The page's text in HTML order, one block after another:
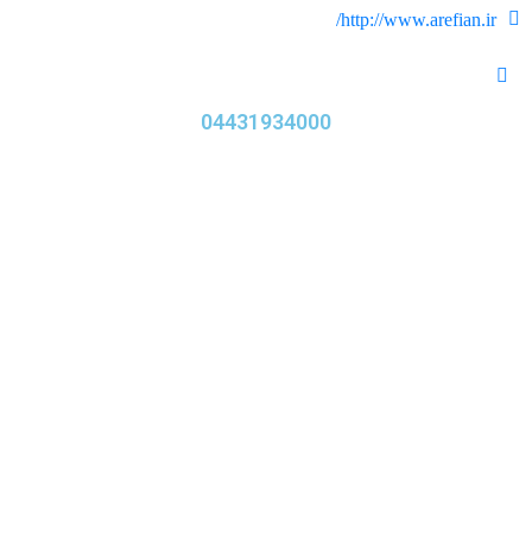
http://www.arefian.ir/
04431934000